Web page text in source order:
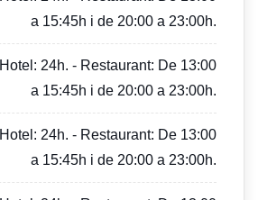
a 15:45h i de 20:00 a 23:00h.
Hotel: 24h. - Restaurant: De 13:00
a 15:45h i de 20:00 a 23:00h.
Hotel: 24h. - Restaurant: De 13:00
a 15:45h i de 20:00 a 23:00h.